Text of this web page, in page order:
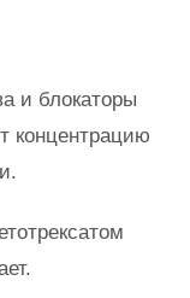
и блокаторы
концентрацию